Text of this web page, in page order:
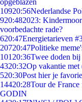
opgeblazen
10920:56Nederlandse
920:482023:
voorbedachte rade?
620:47Energietarieven
20720:47Politieke
101 20:36Twee doden
4320:32Op vakantie
520:30Post hier je
14420:28Tour de
GODIN